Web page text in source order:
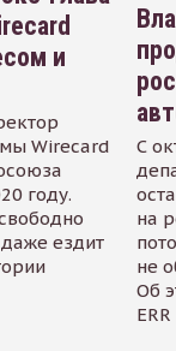
и
Wirecard
году.
ездит
С
на
не
Об
ERR